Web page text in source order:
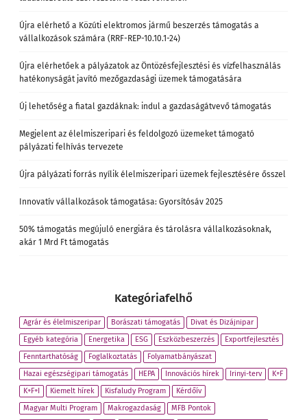
Újra elérhető a Közúti elektromos jármű beszerzés támogatás a
vállalkozások számára (RRF-REP-10.10.1-24)
Újra elérhetőek a pályázatok az Öntözésfejlesztési és vízfelhasználás
hatékonyságát javító mezőgazdasági üzemek támogatására
Új lehetőség a fiatal gazdáknak: indul a gazdaságátvevő támogatás
Megjelent az élelmiszeripari és feldolgozó üzemeket támogató
pályázati felhívás tervezete
Újra pályázati forrás nyílik élelmiszeripari üzemek fejlesztésére ősszel
Innovatív vállalkozások támogatása: Gyorsítósáv 2025
50% támogatás megújuló energiára és tárolásra vállalkozásoknak,
akár 1 Mrd Ft támogatás
Kategóriafelhő
Agrár és élelmiszeripar Borászati támogatás
Divat és Dizájnipar
Egyéb kategória
Energetika ESG Eszközbeszerzés
Exportfejlesztés
Fenntarthatóság
Foglalkoztatás
Folyamatbányászat
Hazai egészségipari támogatás
HEPA Innovációs hírek Irinyi-terv
K+F
K+F+I
Kiemelt hírek Kisfaludy Program
Kérdőív
Magyar Multi Program
Makrogazdaság
MFB Pontok